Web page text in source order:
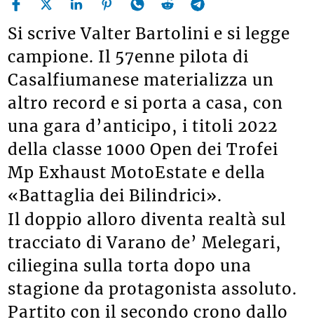
Si scrive Valter Bartolini e si legge
campione. Il 57enne pilota di
Casalfiumanese materializza un
altro record e si porta a casa, con
una gara d’anticipo, i titoli 2022
della classe 1000 Open dei Trofei
Mp Exhaust MotoEstate e della
«Battaglia dei Bilindrici».
Il doppio alloro diventa realtà sul
tracciato di Varano de’ Melegari,
ciliegina sulla torta dopo una
stagione da protagonista assoluto.
Partito con il secondo crono dallo